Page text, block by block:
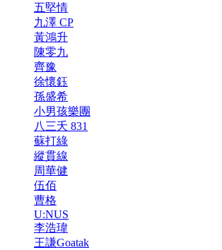
五堅情
九澤 CP
黃鴻升
陳零九
齊豫
徐懷鈺
孫盛希
小男孩樂團
八三夭 831
蘇打綠
縱貫線
周華健
伍佰
曹格
U:NUS
李浩瑋
王謙Goatak